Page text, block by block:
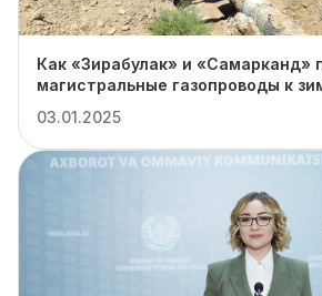
Как «Зирабулак» и «Самарканд»
магистральные газопроводы к
03.01.2025